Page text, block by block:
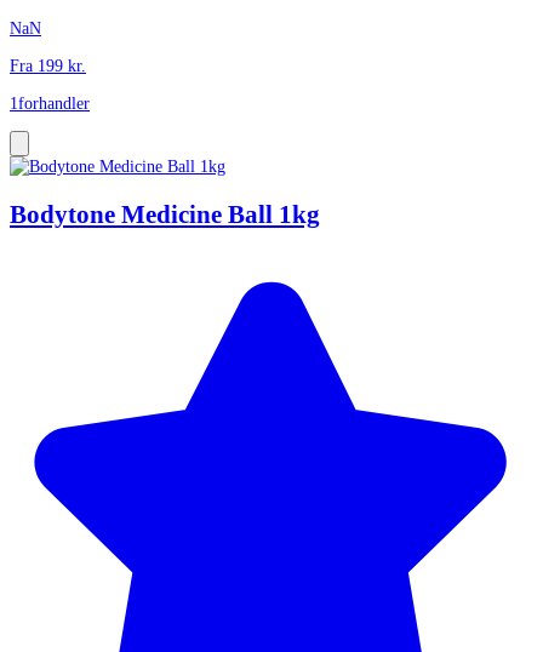
NaN
Fra 199 kr.
1forhandler
Bodytone Medicine Ball 1kg